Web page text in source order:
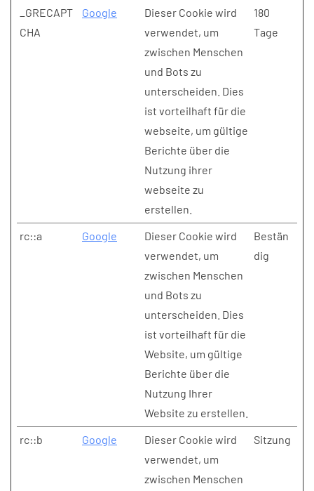
_GRECAPT
CHA
Google
Dieser Cookie wird
verwendet, um
zwischen Menschen
und Bots zu
unterscheiden. Dies
ist vorteilhaft für die
webseite, um gültige
Berichte über die
Nutzung ihrer
webseite zu
erstellen.
180
Tage
rc::a Google
Dieser Cookie wird
verwendet, um
zwischen Menschen
und Bots zu
unterscheiden. Dies
ist vorteilhaft für die
Website, um gültige
Berichte über die
Nutzung Ihrer
Website zu erstellen.
Bestän
dig
rc::b Google
Dieser Cookie wird
verwendet, um
zwischen Menschen
Sitzung